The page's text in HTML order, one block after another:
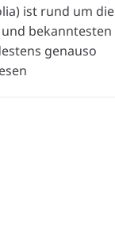
ist rund um die
bekanntesten
genauso